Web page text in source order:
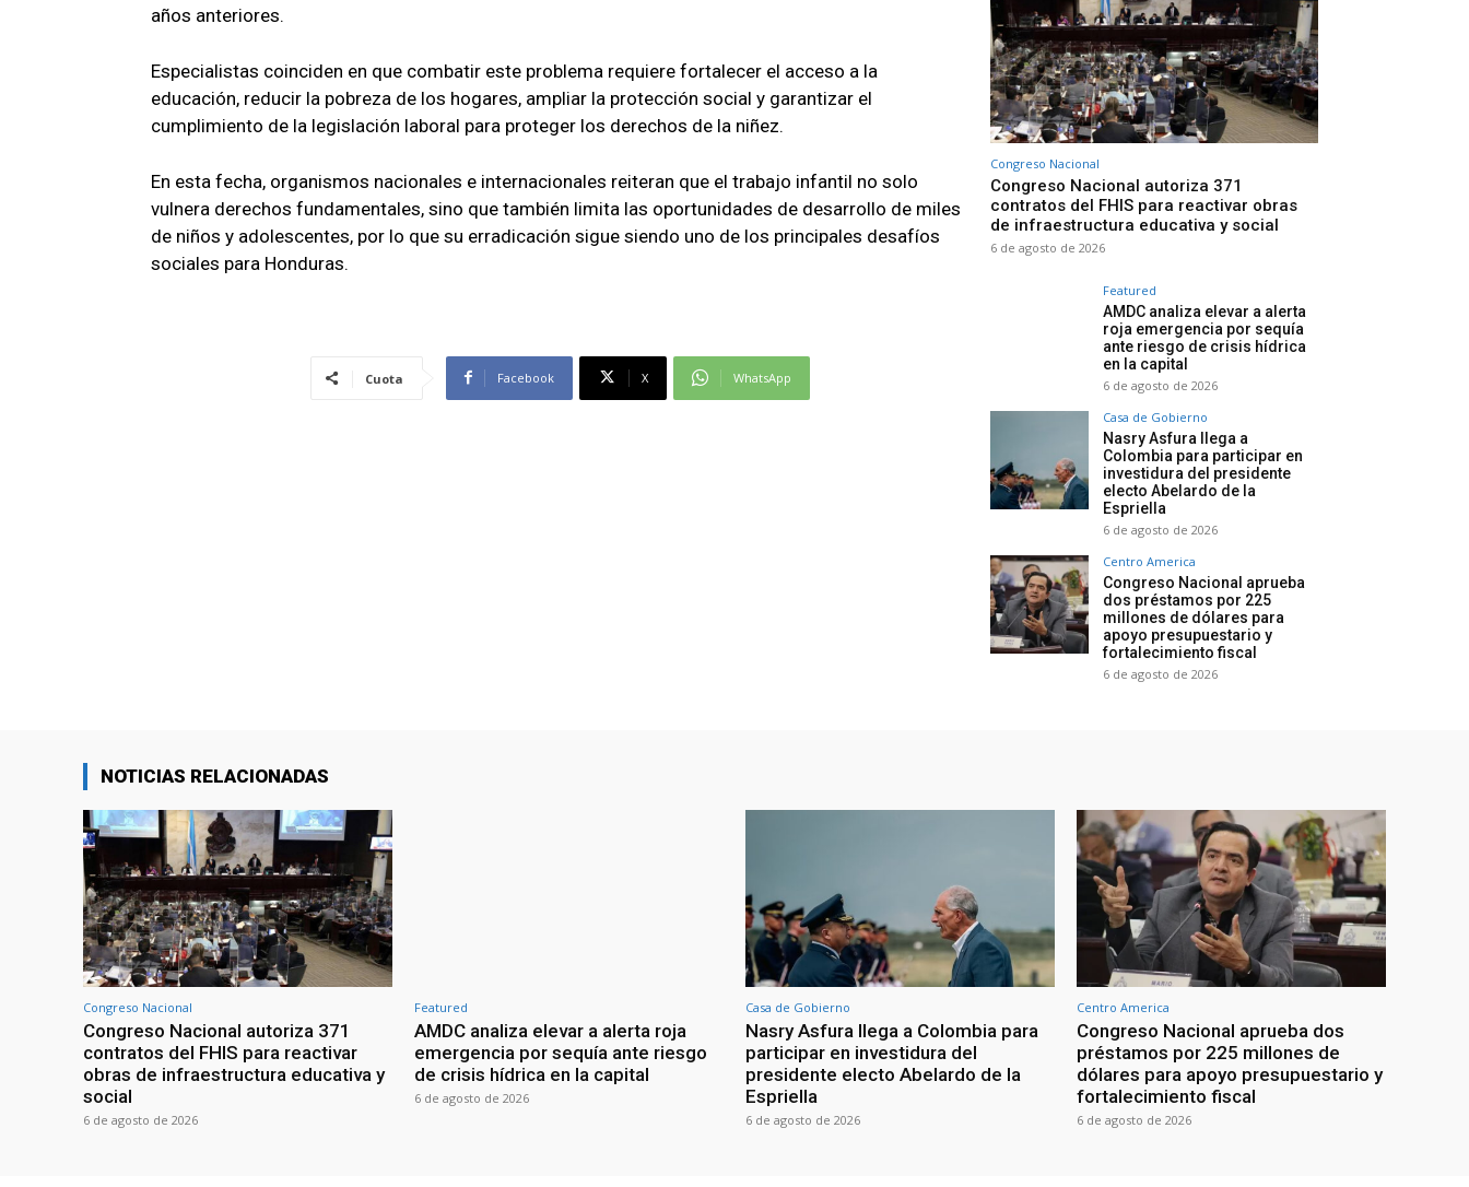
años anteriores.
Especialistas coinciden en que combatir este problema requiere fortalecer el acceso a la
educación, reducir la pobreza de los hogares, ampliar la protección social y garantizar el
cumplimiento de la legislación laboral para proteger los derechos de la niñez.
En esta fecha, organismos nacionales e internacionales reiteran que el trabajo infantil no solo
vulnera derechos fundamentales, sino que también limita las oportunidades de desarrollo de miles
de niños y adolescentes, por lo que su erradicación sigue siendo uno de los principales desafíos
sociales para Honduras.
Cuota Facebook X WhatsApp
Congreso Nacional
Congreso Nacional autoriza 371
contratos del FHIS para reactivar obras
de infraestructura educativa y social
6 de agosto de 2026
Featured
AMDC analiza elevar a alerta
roja emergencia por sequía
ante riesgo de crisis hídrica
en la capital
6 de agosto de 2026
Casa de Gobierno
Nasry Asfura llega a
Colombia para participar en
investidura del presidente
electo Abelardo de la
Espriella
6 de agosto de 2026
Centro America
Congreso Nacional aprueba
dos préstamos por 225
millones de dólares para
apoyo presupuestario y
fortalecimiento fiscal
6 de agosto de 2026
NOTICIAS RELACIONADAS
Congreso Nacional
Congreso Nacional autoriza 371
contratos del FHIS para reactivar
obras de infraestructura educativa y
social
6 de agosto de 2026
Featured
AMDC analiza elevar a alerta roja
emergencia por sequía ante riesgo
de crisis hídrica en la capital
6 de agosto de 2026
Casa de Gobierno
Nasry Asfura llega a Colombia para
participar en investidura del
presidente electo Abelardo de la
Espriella
6 de agosto de 2026
Centro America
Congreso Nacional aprueba dos
préstamos por 225 millones de
dólares para apoyo presupuestario y
fortalecimiento fiscal
6 de agosto de 2026